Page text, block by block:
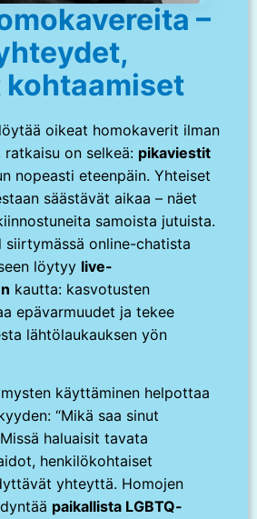
–
oikeat homokaverit ilman
on selkeä: pikaviestit
nopeasti eteenpäin. Yhteiset
säästävät aikaa – näet
samoista jutuista.
siirtymässä online-chatista
löytyy live-
kautta: kasvotusten
epävarmuudet ja tekee
lähtölaukauksen yön
käyttäminen helpottaa
“Mikä saa sinut
haluaisit tavata
henkilökohtaiset
yhteyttä. Homojen
paikallista LGBTQ-